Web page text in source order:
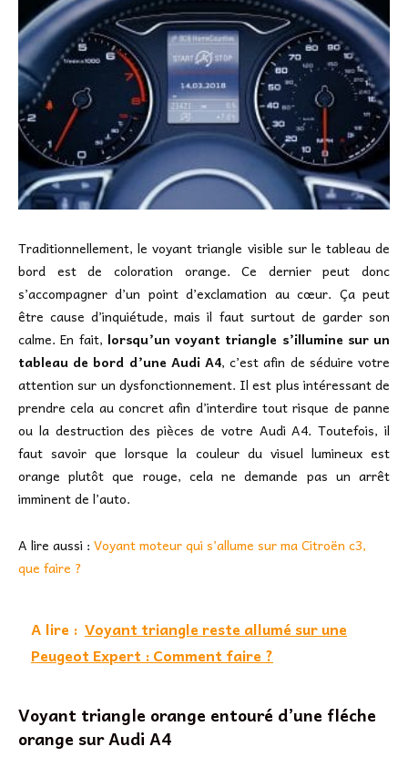
Traditionnellement, le voyant triangle visible sur le tableau de
bord est de coloration orange. Ce dernier peut donc
s’accompagner d’un point d’exclamation au cœur. Ça peut
être cause d’inquiétude, mais il faut surtout de garder son
calme. En fait, lorsqu’un voyant triangle s’illumine sur un
tableau de bord d’une Audi A4, c’est afin de séduire votre
attention sur un dysfonctionnement. Il est plus intéressant de
prendre cela au concret afin d’interdire tout risque de panne
ou la destruction des pièces de votre Audi A4. Toutefois, il
faut savoir que lorsque la couleur du visuel lumineux est
orange plutôt que rouge, cela ne demande pas un arrêt
imminent de l’auto.
A lire aussi : Voyant moteur qui s’allume sur ma Citroën c3,
que faire ?
A lire : Voyant triangle reste allumé sur une
Peugeot Expert : Comment faire ?
Voyant triangle orange entouré d’une fléche
orange sur Audi A4